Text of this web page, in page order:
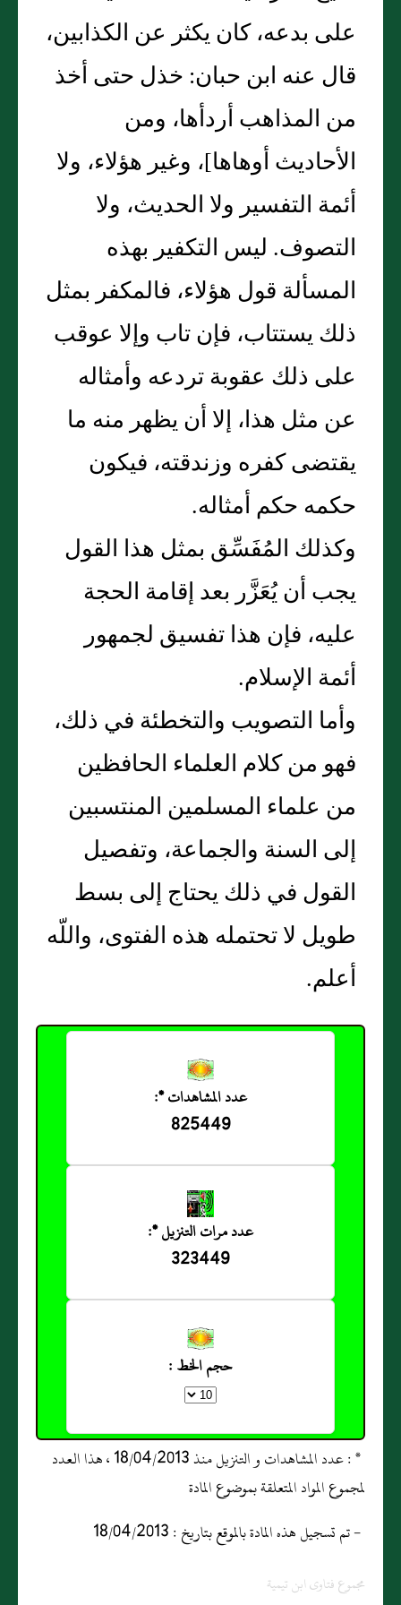
على بدعه، كان يكثر عن الكذابين،
قال عنه ابن حبان‏:‏ خذل حتى أخذ
من المذاهب أردأها، ومن
الأحاديث أوهاها‏]، وغير هؤلاء، ولا
أئمة التفسير ولا الحديث، ولا
التصوف‏.‏ ليس التكفير بهذه
المسألة قول هؤلاء، فالمكفر بمثل
ذلك يستتاب، فإن تاب وإلا عوقب
على ذلك عقوبة تردعه وأمثاله
عن مثل هذا، إلا أن يظهر منه ما
يقتضى كفره وزندقته، فيكون
حكمه حكم أمثاله‏.‏
وكذلك المُفَسِّق بمثل هذا القول
يجب أن يُعَزَّر بعد إقامة الحجة
عليه، فإن هذا تفسيق لجمهور
أئمة الإسلام‏.‏
وأما التصويب والتخطئة في ذلك،
فهو من كلام العلماء الحافظين
من علماء المسلمين المنتسبين
إلى السنة والجماعة، وتفصيل
القول في ذلك يحتاج إلى بسط
طويل لا تحتمله هذه الفتوى، واللّه
أعلم‏.‏
عدد المشاهدات *:
825449
عدد مرات التنزيل *:
323449
حجم الخط :
* : عدد المشاهدات و التنزيل منذ 18/04/2013 ، هذا العدد
لمجموع المواد المتعلقة بموضوع المادة
- تم تسجيل هذه المادة بالموقع بتاريخ : 18/04/2013
مجموع فتاوى ابن تيمية